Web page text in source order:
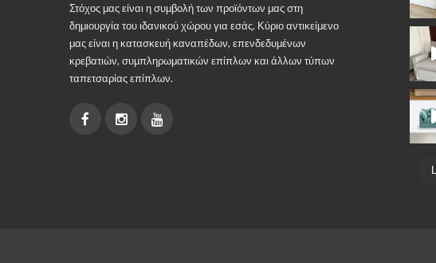
Στόχος μας είναι η συμβολή των προϊόντων μας στη
δημιουργία του ιδανικού χώρου για εσάς. Κύριο αντικείμενο
μας είναι η κατασκευή καναπέδων, επενδεδυμένων
κρεβατιών, συμπληρωματικών επίπλων και άλλων τύπων
ταπετσαρίας επίπλων.